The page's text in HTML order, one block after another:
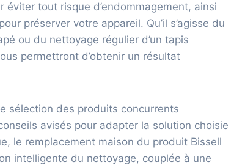
tout risque d’endommagement, ainsi
préserver votre appareil. Qu’il s’agisse du
ou du nettoyage régulier d’un tapis
permettront d’obtenir un résultat
sélection des produits concurrents
avisés pour adapter la solution choisie
le remplacement maison du produit Bissell
intelligente du nettoyage, couplée à une